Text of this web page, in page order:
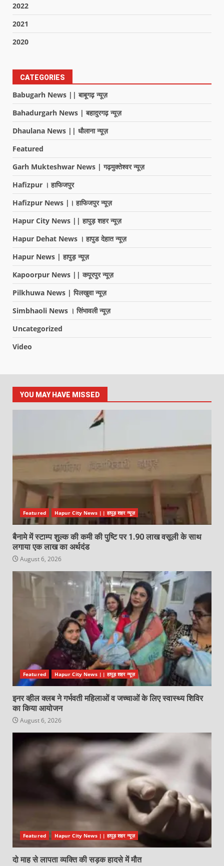
2022
2021
2020
CATEGORIES
Babugarh News || बाबूगढ़ न्यूज़
Bahadurgarh News | बहादुरगढ़ न्यूज़
Dhaulana News || धौलाना न्यूज़
Featured
Garh Mukteshwar News | गढ़मुक्तेश्वर न्यूज़
Hafizpur । हाफिजपुर
Hafizpur News |। हाफिजपुर न्यूज़
Hapur City News || हापुड़ शहर न्यूज़
Hapur Dehat News । हापुड देहात न्यूज़
Hapur News | हापुड़ न्यूज़
Kapoorpur News || कपूरपुर न्यूज़
Pilkhuwa News | पिलखुवा न्यूज़
Simbhaoli News । सिंभावली न्यूज़
Uncategorized
Video
YOU MAY HAVE MISSED
Featured Hapur City News || हापुड़ शहर न्यूज़
बैनामे में स्टाम्प शुल्क की कमी की पुष्टि पर 1.90 लाख वसूली के साथ
लगाया एक लाख का अर्थदंड
August 6, 2026
Featured Hapur City News || हापुड़ शहर न्यूज़
इनर व्हील क्लब ने गर्भवती महिलाओं व जच्चाओं के लिए स्वास्थ्य शिविर
का किया आयोजन
August 6, 2026
Featured Hapur City News || हापुड़ शहर न्यूज़
दो माह से लापता व्यक्ति की सड़क हादसे में मौत